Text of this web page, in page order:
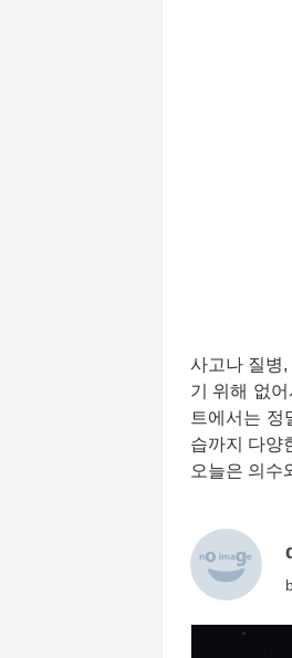
사고나 질병,
기 위해 없
트에서는 정
습까지 다양
오늘은 의수